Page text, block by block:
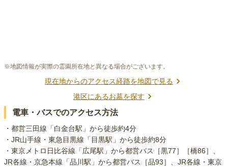
※地図情報が実際の霊園所在地と異なる場合がございます。
現在地からのアクセス経路を地図で見る
港区にあるお墓を探す
電車・バスでのアクセス方法
・都営三田線「白金台駅」から徒歩約4分
・JR山手線・東急目黒線「目黒駅」から徒歩約8分
・東京メトロ日比谷線「広尾駅」から都営バス［黒77］［橋86］、
JR各線・京急本線「品川駅」から都営バス［品93］、JR各線・東京